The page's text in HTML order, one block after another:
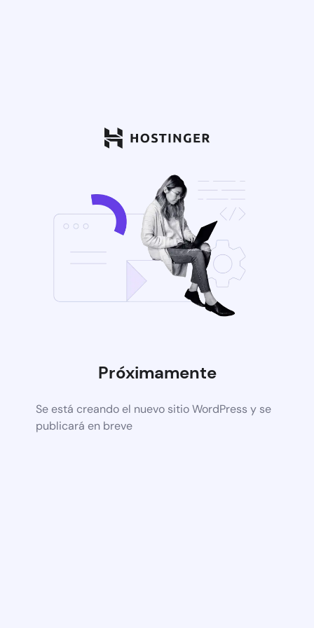
Próximamente
Se está creando el nuevo sitio WordPress y se
publicará en breve